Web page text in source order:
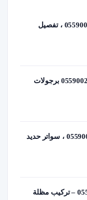
تركيب مظلات قماش الدمام ت: 0559002951 ، تفصيل
تركيب برجولات خشب الدمام ت: 0559002951 برجولات
تركيب سواتر حديد الظهران ت: 0559002951 ، سواتر حديد
مظلات خرانات القطيف ت: 0559002951 – تركيب مظلة